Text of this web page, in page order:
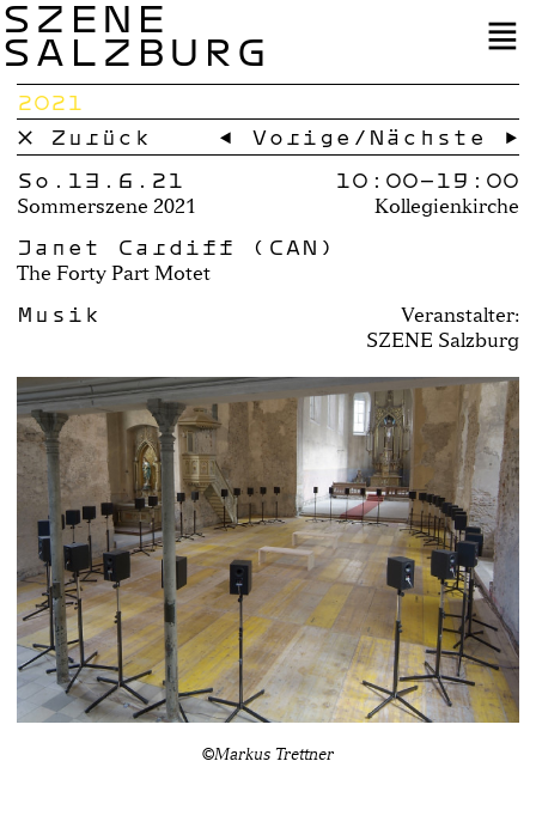
SZENE
SALZBURG
2021
× Zurück
← Vorige / Nächste →
So.13.6.21
Sommerszene 2021
10:00–19:00
Kollegienkirche
Janet Cardiff (CAN)
The Forty Part Motet
Musik
Veranstalter:
SZENE Salzburg
©Markus Trettner